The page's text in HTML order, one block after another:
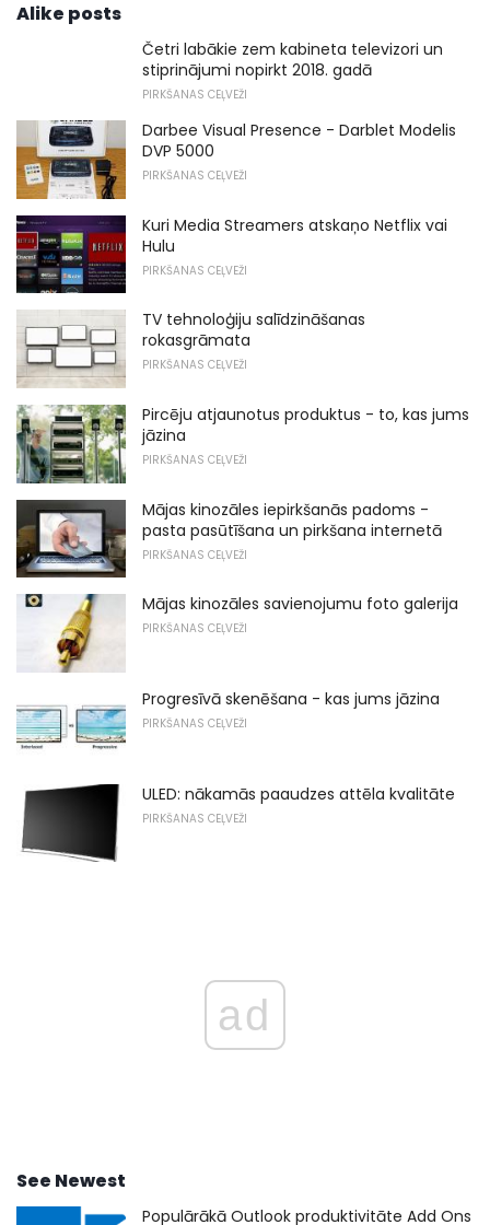
Alike posts
Četri labākie zem kabineta televizori un
stiprinājumi nopirkt 2018. gadā
PIRKŠANAS CEĻVEŽI
Darbee Visual Presence - Darblet Modelis
DVP 5000
PIRKŠANAS CEĻVEŽI
Kuri Media Streamers atskaņo Netflix vai
Hulu
PIRKŠANAS CEĻVEŽI
TV tehnoloģiju salīdzināšanas
rokasgrāmata
PIRKŠANAS CEĻVEŽI
Pircēju atjaunotus produktus - to, kas jums
jāzina
PIRKŠANAS CEĻVEŽI
Mājas kinozāles iepirkšanās padoms -
pasta pasūtīšana un pirkšana internetā
PIRKŠANAS CEĻVEŽI
Mājas kinozāles savienojumu foto galerija
PIRKŠANAS CEĻVEŽI
Progresīvā skenēšana - kas jums jāzina
PIRKŠANAS CEĻVEŽI
ULED: nākamās paaudzes attēla kvalitāte
PIRKŠANAS CEĻVEŽI
ad
See Newest
Populārākā Outlook produktivitāte Add Ons